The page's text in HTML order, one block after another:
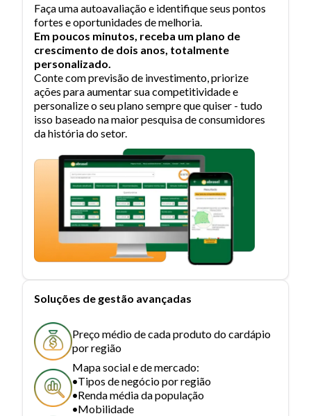
Faça uma autoavaliação e identifique seus pontos
fortes e oportunidades de melhoria.
Em poucos minutos, receba um plano de
crescimento de dois anos, totalmente
personalizado.
Conte com previsão de investimento, priorize
ações para aumentar sua competitividade e
personalize o seu plano sempre que quiser - tudo
isso baseado na maior pesquisa de consumidores
da história do setor.
Soluções de gestão avançadas
Preço médio de cada produto do cardápio
por região
Mapa social e de mercado:
Tipos de negócio por região
Renda média da população
Mobilidade